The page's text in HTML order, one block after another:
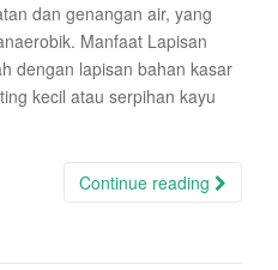
dan genangan air, yang
Manfaat Lapisan
dengan lapisan bahan kasar
kecil atau serpihan kayu
Continue reading